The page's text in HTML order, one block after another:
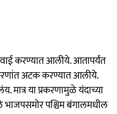
करण्यात आलीये. आतापर्यंत
अटक करण्यात आलीये.
या प्रकरणामुळे यंदाच्या
भाजपसमोर पश्चिम बंगालमधील